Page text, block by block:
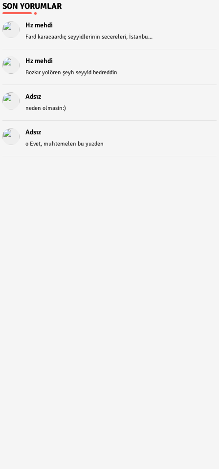
SON YORUMLAR
Hz mehdi
Fard karacaardıç seyyidlerinin secereleri, İstanbu...
Hz mehdi
Bozkır yolören şeyh seyyid bedreddin
Adsız
neden olmasin:)
Adsız
o Evet, muhtemelen bu yuzden